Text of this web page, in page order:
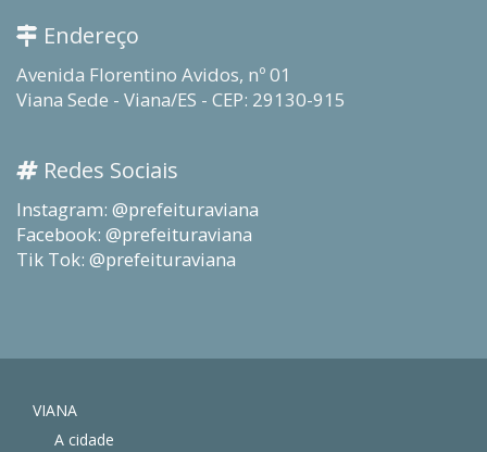
Endereço
Avenida Florentino Avidos, nº 01
Viana Sede - Viana/ES - CEP: 29130-915
Redes Sociais
Instagram: @prefeituraviana
Facebook: @prefeituraviana
Tik Tok: @prefeituraviana
VIANA
A cidade